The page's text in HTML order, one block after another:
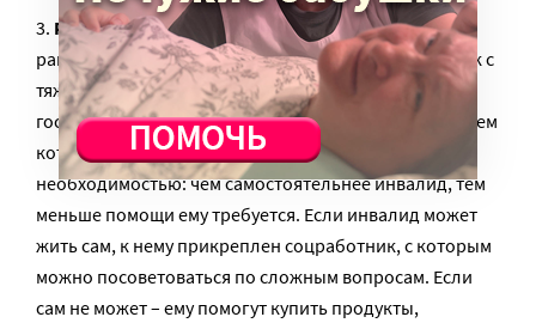
3. Реабилитационный потенциал . За рубежом в
рамках Конвенции ООН о правах инвалидов человек с
тяжелой инвалидностью имеет право на
государственную поддержку и сопровождение, объем
которого определяется не «льготами», а
необходимостью: чем самостоятельнее инвалид, тем
меньше помощи ему требуется. Если инвалид может
жить сам, к нему прикреплен соцработник, с которым
можно посоветоваться по сложным вопросам. Если
сам не может – ему помогут купить продукты,